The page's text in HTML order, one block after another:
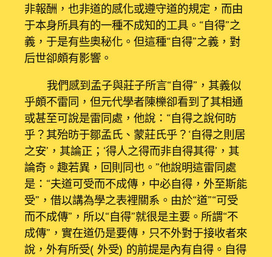
非報酬，也非道的感化或遵守道的規定，而由
于本身所具有的一種不成知的工具。“自得”之
義，于是有些奧秘化。但這種“自得”之義，對
后世卻頗有影響。
我們感到孟子與莊子所言“自得”，其義似
乎頗不雷同，但元代學者陳櫟卻看到了其相通
或甚至可說是雷同處，他說：“自得之說何昉
乎？其殆昉于鄒孟氏、蒙莊氏乎？‘自得之則居
之安’，其論正；‘得人之得而非自得其得’，其
論奇。趣若異，回則同也。”他說明這雷同處
是：“夫道可受而不成傳，中必自得，外至斯能
受”，借以講為學之表裡關系。由於“道”“可受
而不成傳”，所以“自得”就很是主要。所謂“不
成傳”，實在道仍是要傳，只不外對于接收者來
說，外有所受（外受）的前提是內有自得。自得